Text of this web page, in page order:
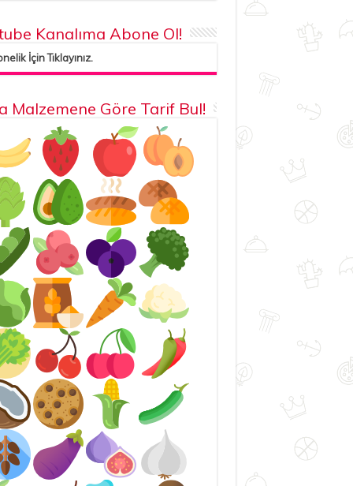
Kanalıma Abone Ol!
İçin Tıklayınız.
Malzemene Göre Tarif Bul!